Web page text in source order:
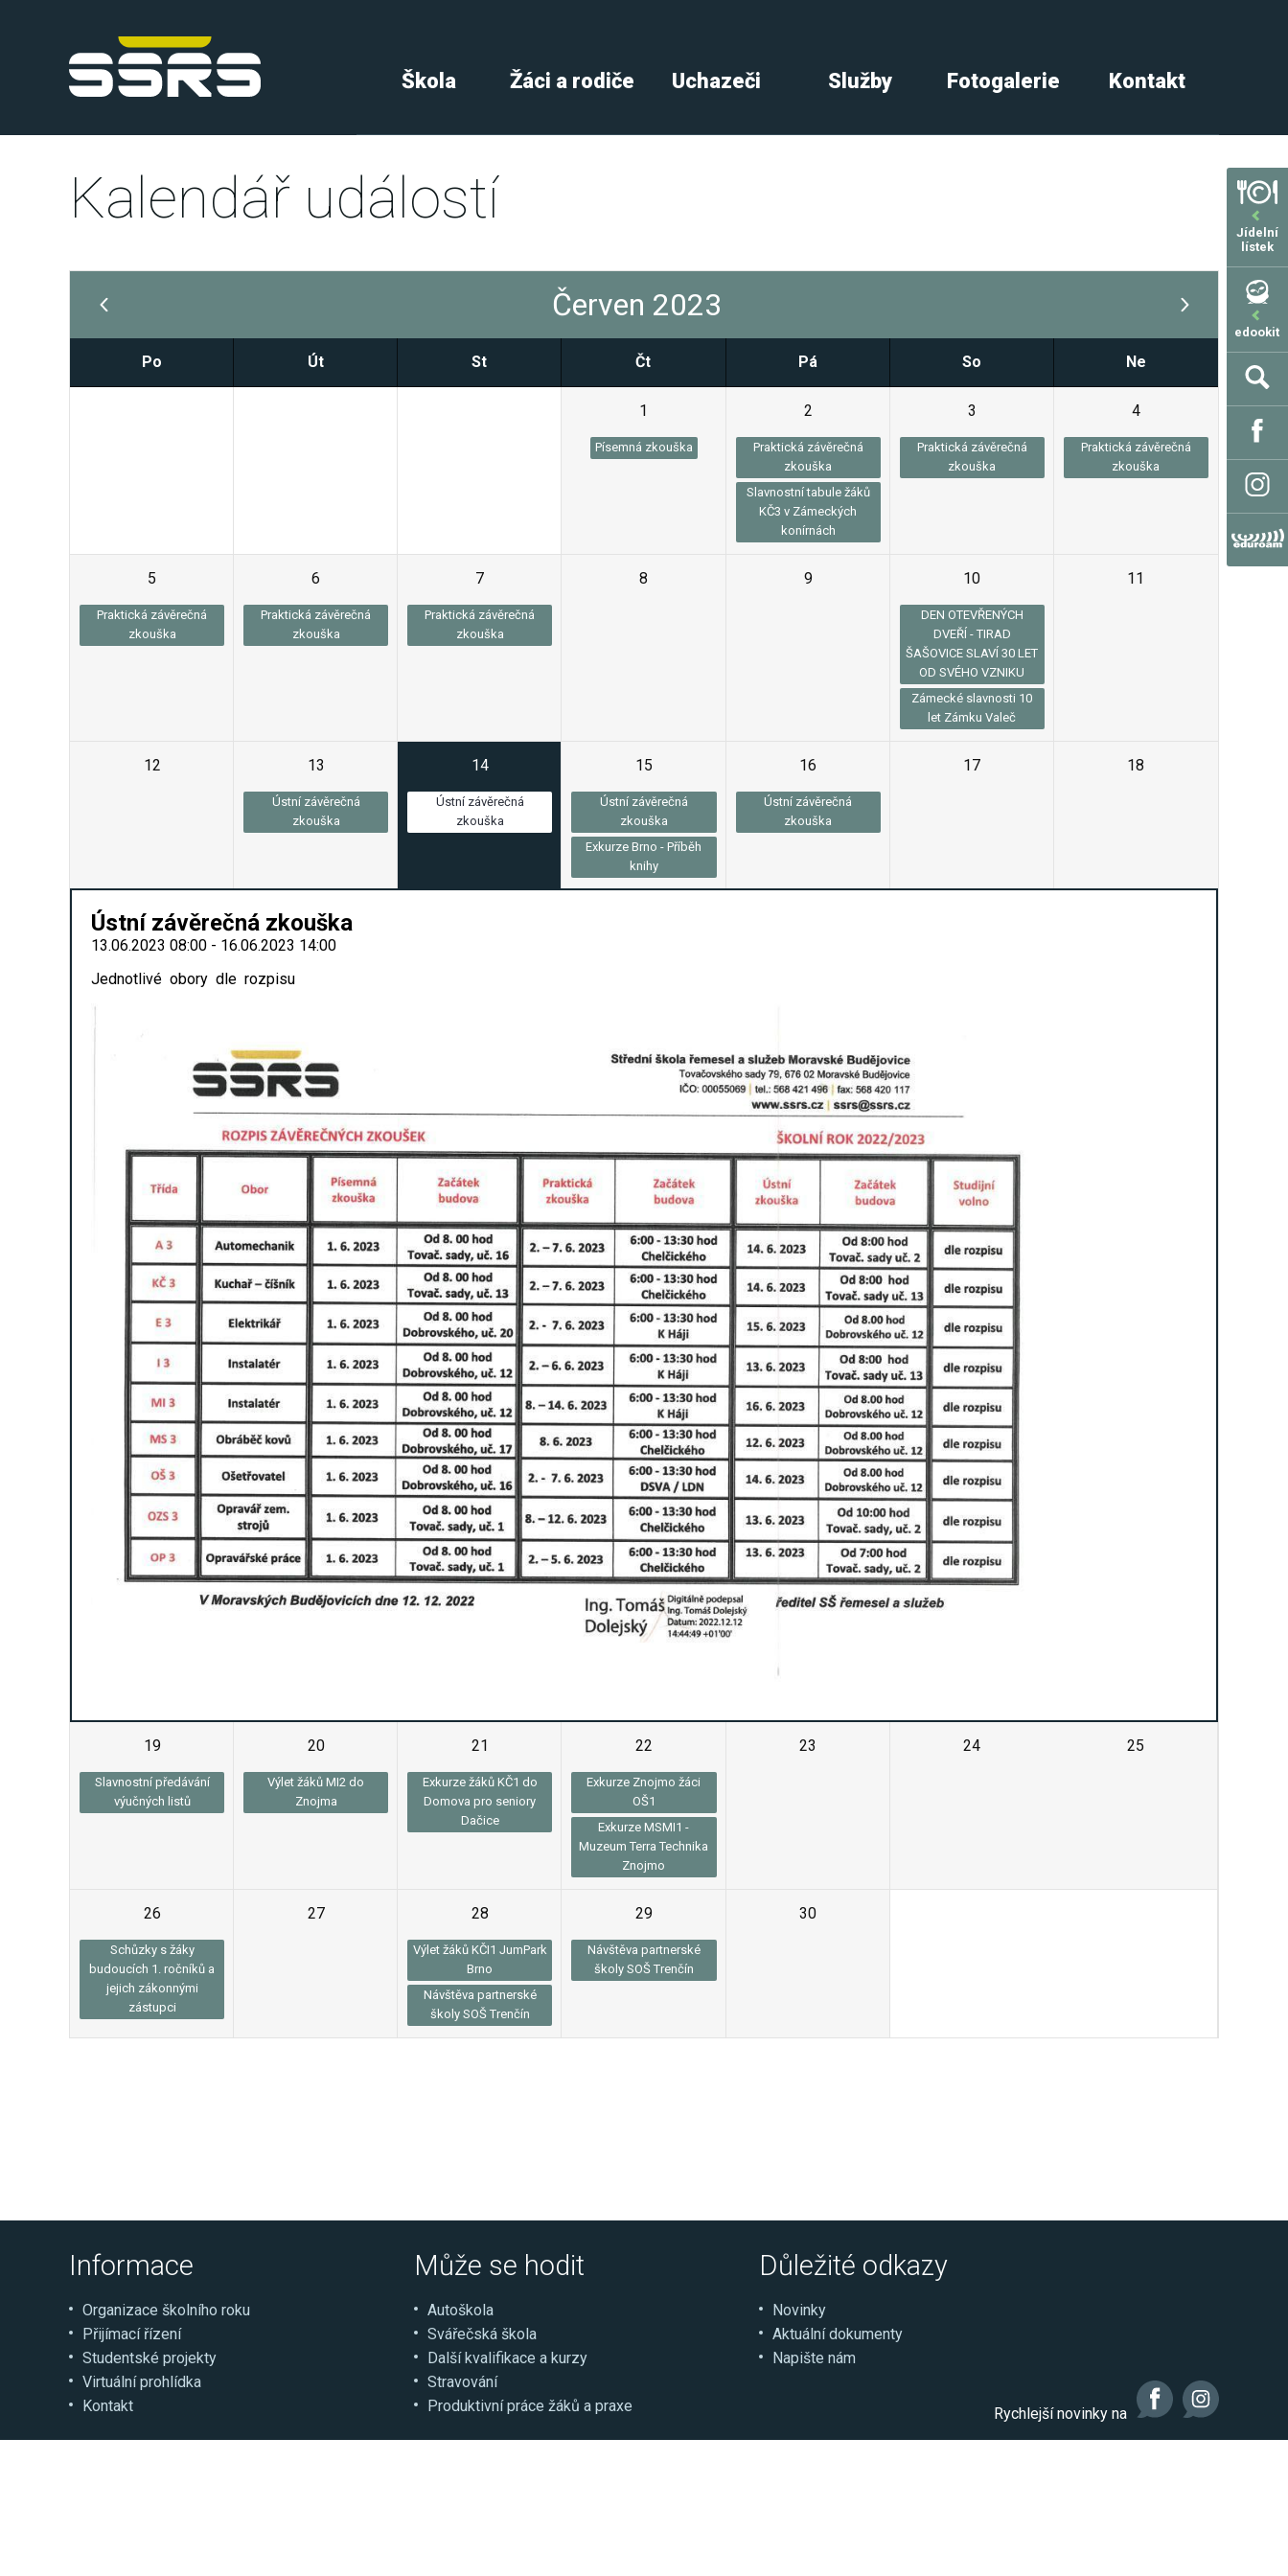
Jídelní
lístek
edookit
Škola Žáci a rodiče Uchazeči Služby Fotogalerie Kontakt
Kalendář událostí
Červen 2023
Po Út St Čt Pá So Ne
1
Písemná zkouška
2
Praktická závěrečná
zkouška
Slavnostní tabule žáků
KČ3 v Zámeckých
konírnách
3
Praktická závěrečná
zkouška
4
Praktická závěrečná
zkouška
5
Praktická závěrečná
zkouška
6
Praktická závěrečná
zkouška
7
Praktická závěrečná
zkouška
8 9 10
DEN OTEVŘENÝCH
DVEŘÍ - TIRAD
ŠAŠOVICE SLAVÍ 30 LET
OD SVÉHO VZNIKU
Zámecké slavnosti 10
let Zámku Valeč
11
12 13
Ústní závěrečná
zkouška
14
Ústní závěrečná
zkouška
15
Ústní závěrečná
zkouška
Exkurze Brno - Příběh
knihy
16
Ústní závěrečná
zkouška
17 18
Ústní závěrečná zkouška
13.06.2023 08:00 - 16.06.2023 14:00
Jednotlivé obory dle rozpisu
19
Slavnostní předávání
výučných listů
20
Výlet žáků MI2 do
Znojma
21
Exkurze žáků KČ1 do
Domova pro seniory
Dačice
22
Exkurze Znojmo žáci
OŠ1
Exkurze MSMI1 -
Muzeum Terra Technika
Znojmo
23 24 25
26
Schůzky s žáky
budoucích 1. ročníků a
jejich zákonnými
zástupci
27 28
Výlet žáků KČI1 JumPark
Brno
Návštěva partnerské
školy SOŠ Trenčín
29
Návštěva partnerské
školy SOŠ Trenčín
30
Informace
Organizace školního roku
Přijímací řízení
Studentské projekty
Virtuální prohlídka
Kontakt
Může se hodit
Autoškola
Svářečská škola
Další kvalifikace a kurzy
Stravování
Produktivní práce žáků a praxe
Důležité odkazy
Novinky
Aktuální dokumenty
Napište nám
Rychlejší novinky na